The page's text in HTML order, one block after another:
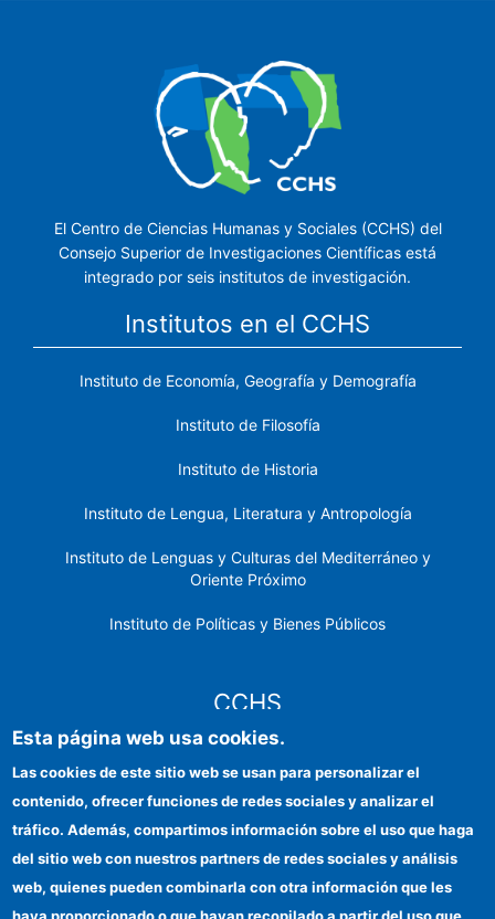
El Centro de Ciencias Humanas y Sociales (CCHS) del
Consejo Superior de Investigaciones Científicas está
integrado por seis institutos de investigación.
Institutos en el CCHS
Instituto de Economía, Geografía y Demografía
Instituto de Filosofía
Instituto de Historia
Instituto de Lengua, Literatura y Antropología
Instituto de Lenguas y Culturas del Mediterráneo y
Oriente Próximo
Instituto de Políticas y Bienes Públicos
CCHS
Identidad institucional
Ayudas FEDER
Esta página web usa cookies.
Las cookies de este sitio web se usan para personalizar el
contenido, ofrecer funciones de redes sociales y analizar el
tráfico. Además, compartimos información sobre el uso que haga
del sitio web con nuestros partners de redes sociales y análisis
web, quienes pueden combinarla con otra información que les